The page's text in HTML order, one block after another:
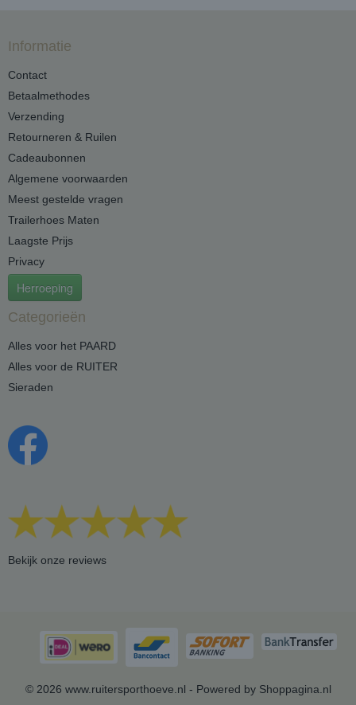
Informatie
Contact
Betaalmethodes
Verzending
Retourneren & Ruilen
Cadeaubonnen
Algemene voorwaarden
Meest gestelde vragen
Trailerhoes Maten
Laagste Prijs
Privacy
Herroeping
Categorieën
Alles voor het PAARD
Alles voor de RUITER
Sieraden
Bekijk onze reviews
© 2026 www.ruitersporthoeve.nl - Powered by Shoppagina.nl